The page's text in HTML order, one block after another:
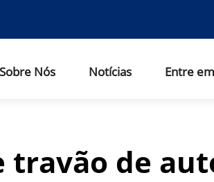
Sobre Nós Notícias Entre
travão de